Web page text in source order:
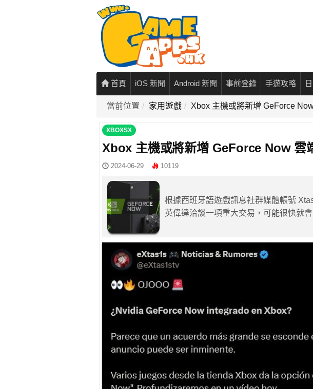
首頁 iOS 新聞 Android 新聞 事前登錄 手遊攻略
當前位置 家用遊戲 Xbox 主機或將新增 GeForce
XBOXSX
Xbox 主機或將新增 GeForce Now 雲
2024-06-29 10119
根據西班牙語遊戲訊息社群媒體帳號
英偉達洽談一項重大交易，可能很快就會